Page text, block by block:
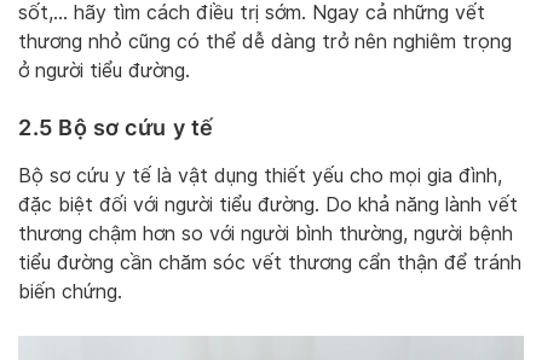
sốt,… hãy tìm cách điều trị sớm. Ngay cả những vết
thương nhỏ cũng có thể dễ dàng trở nên nghiêm trọng
ở người tiểu đường.
2.5 Bộ sơ cứu y tế
Bộ sơ cứu y tế là vật dụng thiết yếu cho mọi gia đình,
đặc biệt đối với người tiểu đường. Do khả năng lành vết
thương chậm hơn so với người bình thường, người bệnh
tiểu đường cần chăm sóc vết thương cẩn thận để tránh
biến chứng.